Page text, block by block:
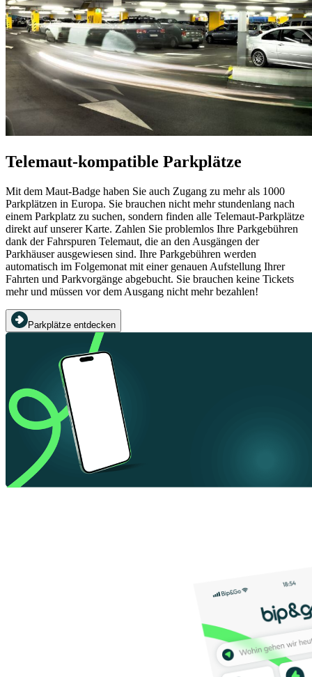
Telemaut-kompatible Parkplätze
Mit dem Maut-Badge haben Sie auch Zugang zu mehr als 1000
Parkplätzen in Europa. Sie brauchen nicht mehr stundenlang nach
einem Parkplatz zu suchen, sondern finden alle Telemaut-Parkplätze
direkt auf unserer Karte. Zahlen Sie problemlos Ihre Parkgebühren
dank der Fahrspuren Telemaut, die an den Ausgängen der
Parkhäuser ausgewiesen sind. Ihre Parkgebühren werden
automatisch im Folgemonat mit einer genauen Aufstellung Ihrer
Fahrten und Parkvorgänge abgebucht. Sie brauchen keine Tickets
mehr und müssen vor dem Ausgang nicht mehr bezahlen!
Parkplätze entdecken